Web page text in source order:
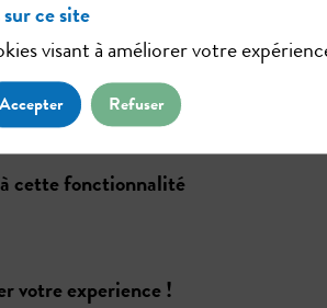
cette fonctionnalité
votre experience !
ce site
visant à améliorer votre
Accepter Refuser